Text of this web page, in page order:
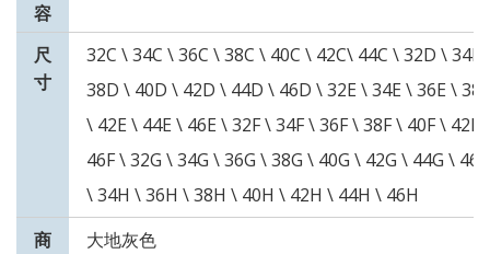
容
尺
寸
32C \ 34C \ 36C \ 38C \ 40C \ 42C\ 44C \ 32D \
38D \ 40D \ 42D \ 44D \ 46D \ 32E \ 34E \ 36E \
\ 42E \ 44E \ 46E \ 32F \ 34F \ 36F \ 38F \ 40F \ 42F
46F \ 32G \ 34G \ 36G \ 38G \ 40G \ 42G \ 44G \
\ 34H \ 36H \ 38H \ 40H \ 42H \ 44H \ 46H
商
大地灰色